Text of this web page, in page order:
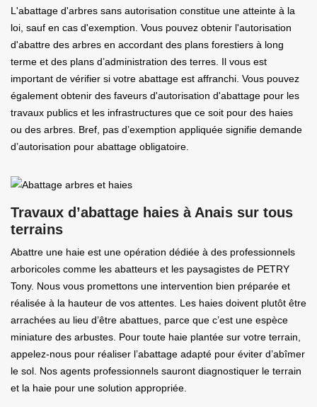
L'abattage d'arbres sans autorisation constitue une atteinte à la
loi, sauf en cas d'exemption. Vous pouvez obtenir l'autorisation
d'abattre des arbres en accordant des plans forestiers à long
terme et des plans d’administration des terres. Il vous est
important de vérifier si votre abattage est affranchi. Vous pouvez
également obtenir des faveurs d'autorisation d'abattage pour les
travaux publics et les infrastructures que ce soit pour des haies
ou des arbres. Bref, pas d’exemption appliquée signifie demande
d’autorisation pour abattage obligatoire.
Travaux d’abattage haies à Anais sur tous
terrains
Abattre une haie est une opération dédiée à des professionnels
arboricoles comme les abatteurs et les paysagistes de PETRY
Tony. Nous vous promettons une intervention bien préparée et
réalisée à la hauteur de vos attentes. Les haies doivent plutôt être
arrachées au lieu d’être abattues, parce que c’est une espèce
miniature des arbustes. Pour toute haie plantée sur votre terrain,
appelez-nous pour réaliser l’abattage adapté pour éviter d’abîmer
le sol. Nos agents professionnels sauront diagnostiquer le terrain
et la haie pour une solution appropriée.